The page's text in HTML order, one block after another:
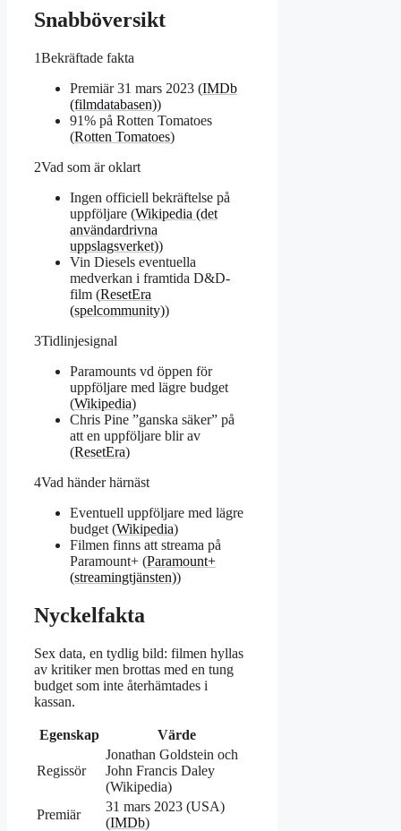
Snabböversikt
1Bekräftade fakta
Premiär 31 mars 2023 (IMDb
(filmdatabasen))
91% på Rotten Tomatoes
(Rotten Tomatoes)
2Vad som är oklart
Ingen officiell bekräftelse på
uppföljare (Wikipedia (det
användardrivna
uppslagsverket))
Vin Diesels eventuella
medverkan i framtida D&D-
film (ResetEra
(spelcommunity))
3Tidlinjesignal
Paramounts vd öppen för
uppföljare med lägre budget
(Wikipedia)
Chris Pine ”ganska säker” på
att en uppföljare blir av
(ResetEra)
4Vad händer härnäst
Eventuell uppföljare med lägre
budget (Wikipedia)
Filmen finns att streama på
Paramount+ (Paramount+
(streamingtjänsten))
Nyckelfakta
Sex data, en tydlig bild: filmen hyllas
av kritiker men brottas med en tung
budget som inte återhämtades i
kassan.
Egenskap Värde
Regissör
Jonathan Goldstein och
John Francis Daley
(Wikipedia)
Premiär
31 mars 2023 (USA)
(IMDb)